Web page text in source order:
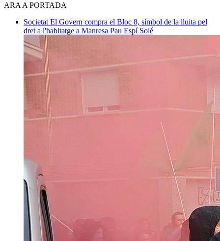
ARA A PORTADA
Societat El Govern compra el Bloc 8, símbol de la lluita pel
dret a l'habitatge a Manresa Pau Espí Solé